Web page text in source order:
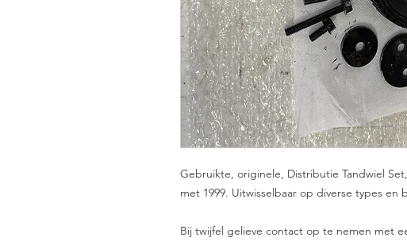
Gebruikte, originele, Distributie Tandwiel
met 1999. Uitwisselbaar op diverse types en
Bij twijfel gelieve contact op te nemen met